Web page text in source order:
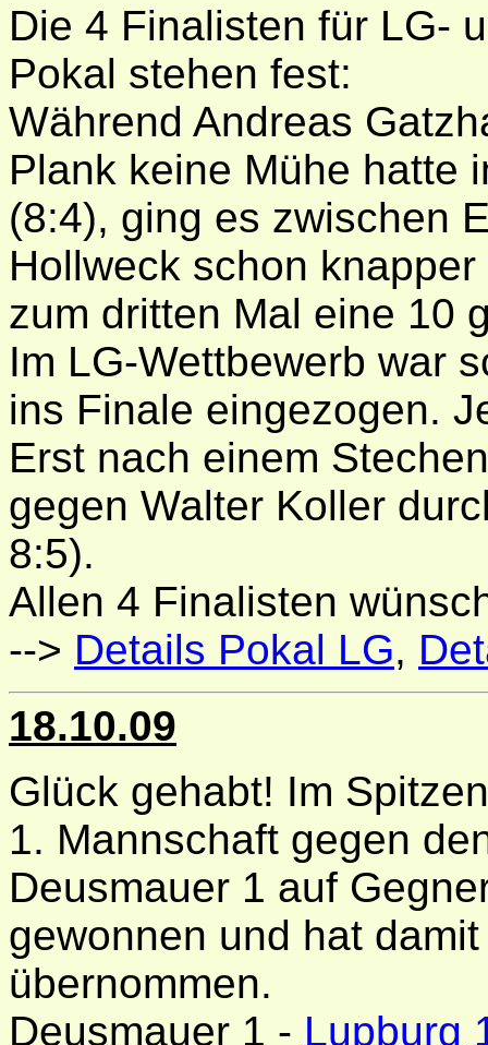
Die 4 Finalisten für LG-
Pokal stehen fest:
Während Andreas
Plank keine Mühe hatte
(8:4), ging es zwischen
Hollweck schon
zum dritten Mal eine 10
Im LG-Wettbewerb war
ins Finale eingezogen.
Erst nach einem
gegen Walter Koller
8:5).
Allen 4 Finalisten
--> Details Pokal LG,
18.10.09
Glück gehabt! Im
1. Mannschaft gegen
Deusmauer 1 auf
gewonnen und hat
übernommen.
Deusmauer 1 - Lupburg